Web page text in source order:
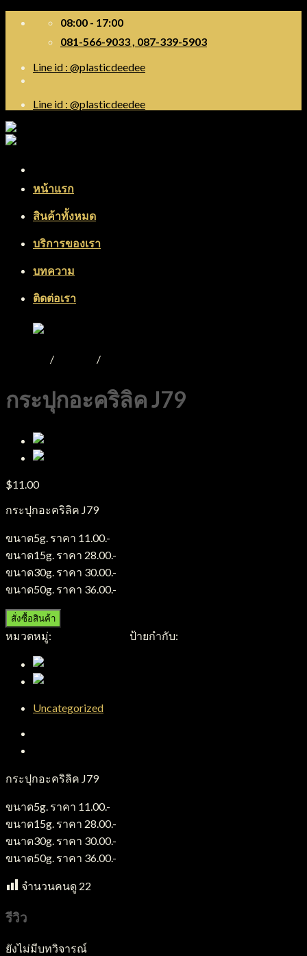
08:00 - 17:00
081-566-9033 , 087-339-5903
Line id : @plasticdeedee
Line id : @plasticdeedee
หน้าแรก
สินค้าทั้งหมด
บริการของเรา
บทความ
ติดต่อเรา
/ /
กระปุกอะคริลิค J79
$11.00
กระปุกอะคริลิค J79
ขนาด5g. ราคา 11.00.-
ขนาด15g. ราคา 28.00.-
ขนาด30g. ราคา 30.00.-
ขนาด50g. ราคา 36.00.-
สั่งซื้อสินค้า
หมวดหมู่: ป้ายกำกับ:
Uncategorized
กระปุกอะคริลิค J79
ขนาด5g. ราคา 11.00.-
ขนาด15g. ราคา 28.00.-
ขนาด30g. ราคา 30.00.-
ขนาด50g. ราคา 36.00.-
จำนวนคนดู 22
รีวิว
ยังไม่มีบทวิจารณ์